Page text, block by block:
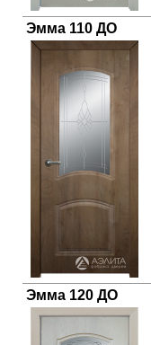
Эмма 110 ДО
Эмма 120 ДО